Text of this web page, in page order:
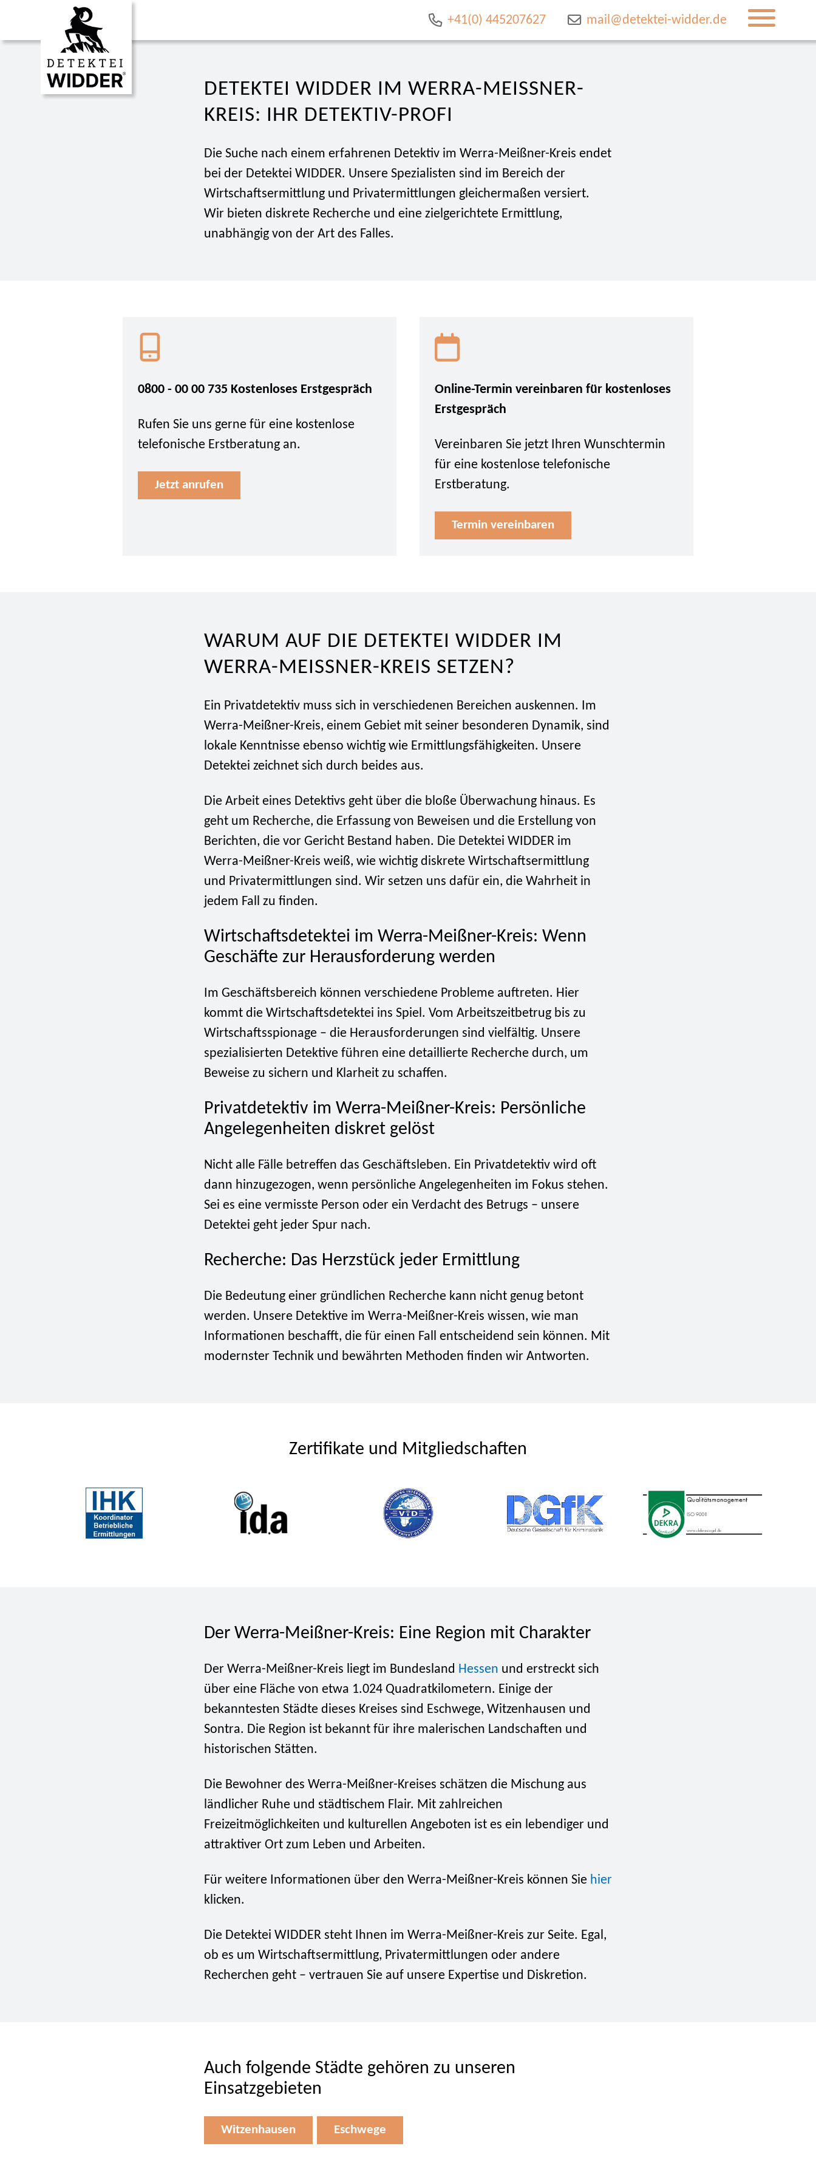
+41(0) 445207627 mail@detektei-widder.de
DETEKTEI WIDDER IM WERRA-MEISSNER-K
REIS: IHR DETEKTIV-PROFI
Die Suche nach einem erfahrenen Detektiv im Werra-Meißner-Kreis endet
bei der Detektei WIDDER. Unsere Spezialisten sind im Bereich der
Wirtschaftsermittlung und Privatermittlungen gleichermaßen versiert.
Wir bieten diskrete Recherche und eine zielgerichtete Ermittlung,
unabhängig von der Art des Falles.
0800 - 00 00 735 Kostenloses Erstgespräch
Rufen Sie uns gerne für eine kostenlose
telefonische Erstberatung an.
Jetzt anrufen
Online-Termin vereinbaren für kostenloses
Erstgespräch
Vereinbaren Sie jetzt Ihren Wunschtermin
für eine kostenlose telefonische
Erstberatung.
Termin vereinbaren
WARUM AUF DIE DETEKTEI WIDDER IM
WERRA-MEISSNER-KREIS SETZEN?
Ein Privatdetektiv muss sich in verschiedenen Bereichen auskennen. Im
Werra-Meißner-Kreis, einem Gebiet mit seiner besonderen Dynamik, sind
lokale Kenntnisse ebenso wichtig wie Ermittlungsfähigkeiten. Unsere
Detektei zeichnet sich durch beides aus.
Die Arbeit eines Detektivs geht über die bloße Überwachung hinaus. Es
geht um Recherche, die Erfassung von Beweisen und die Erstellung von
Berichten, die vor Gericht Bestand haben. Die Detektei WIDDER im
Werra-Meißner-Kreis weiß, wie wichtig diskrete Wirtschaftsermittlung
und Privatermittlungen sind. Wir setzen uns dafür ein, die Wahrheit in
jedem Fall zu finden.
Wirtschaftsdetektei im Werra-Meißner-Kreis: Wenn
Geschäfte zur Herausforderung werden
Im Geschäftsbereich können verschiedene Probleme auftreten. Hier
kommt die Wirtschaftsdetektei ins Spiel. Vom Arbeitszeitbetrug bis zu
Wirtschaftsspionage – die Herausforderungen sind vielfältig. Unsere
spezialisierten Detektive führen eine detaillierte Recherche durch, um
Beweise zu sichern und Klarheit zu schaffen.
Privatdetektiv im Werra-Meißner-Kreis: Persönliche
Angelegenheiten diskret gelöst
Nicht alle Fälle betreffen das Geschäftsleben. Ein Privatdetektiv wird oft
dann hinzugezogen, wenn persönliche Angelegenheiten im Fokus stehen.
Sei es eine vermisste Person oder ein Verdacht des Betrugs – unsere
Detektei geht jeder Spur nach.
Recherche: Das Herzstück jeder Ermittlung
Die Bedeutung einer gründlichen Recherche kann nicht genug betont
werden. Unsere Detektive im Werra-Meißner-Kreis wissen, wie man
Informationen beschafft, die für einen Fall entscheidend sein können. Mit
modernster Technik und bewährten Methoden finden wir Antworten.
Zertifikate und Mitgliedschaften
Der Werra-Meißner-Kreis: Eine Region mit Charakter
Der Werra-Meißner-Kreis liegt im Bundesland Hessen und erstreckt sich
über eine Fläche von etwa 1.024 Quadratkilometern. Einige der
bekanntesten Städte dieses Kreises sind Eschwege, Witzenhausen und
Sontra. Die Region ist bekannt für ihre malerischen Landschaften und
historischen Stätten.
Die Bewohner des Werra-Meißner-Kreises schätzen die Mischung aus
ländlicher Ruhe und städtischem Flair. Mit zahlreichen
Freizeitmöglichkeiten und kulturellen Angeboten ist es ein lebendiger und
attraktiver Ort zum Leben und Arbeiten.
Für weitere Informationen über den Werra-Meißner-Kreis können Sie hier
klicken.
Die Detektei WIDDER steht Ihnen im Werra-Meißner-Kreis zur Seite. Egal,
ob es um Wirtschaftsermittlung, Privatermittlungen oder andere
Recherchen geht – vertrauen Sie auf unsere Expertise und Diskretion.
Auch folgende Städte gehören zu unseren
Einsatzgebieten
Witzenhausen Eschwege